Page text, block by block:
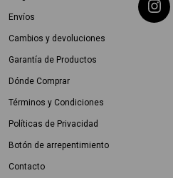
Envíos
Cambios y devoluciones
Garantía de Productos
Dónde Comprar
Términos y Condiciones
Políticas de Privacidad
Botón de arrepentimiento
Contacto